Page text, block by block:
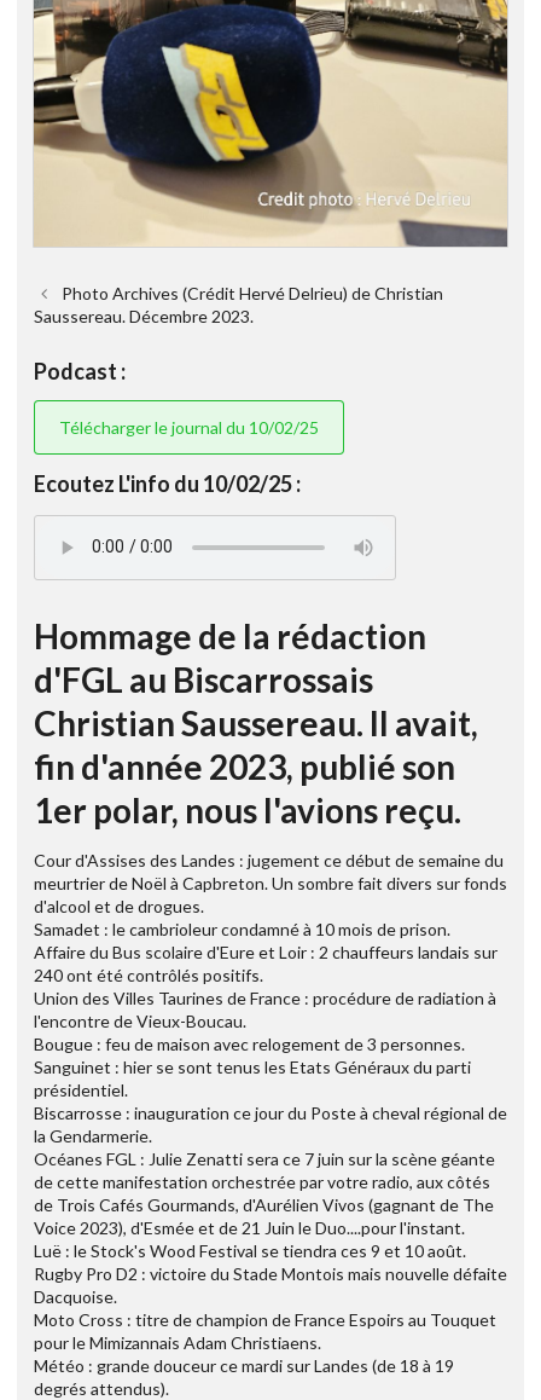
Photo Archives (Crédit Hervé Delrieu) de Christian
Saussereau. Décembre 2023.
Podcast :
Télécharger le journal du 10/02/25
Ecoutez L'info du 10/02/25 :
Hommage de la rédaction
d'FGL au Biscarrossais
Christian Saussereau. Il avait,
fin d'année 2023, publié son
1er polar, nous l'avions reçu.
Cour d'Assises des Landes : jugement ce début de semaine du
meurtrier de Noël à Capbreton. Un sombre fait divers sur fonds
d'alcool et de drogues.
Samadet : le cambrioleur condamné à 10 mois de prison.
Affaire du Bus scolaire d'Eure et Loir : 2 chauffeurs landais sur
240 ont été contrôlés positifs.
Union des Villes Taurines de France : procédure de radiation à
l'encontre de Vieux-Boucau.
Bougue : feu de maison avec relogement de 3 personnes.
Sanguinet : hier se sont tenus les Etats Généraux du parti
présidentiel.
Biscarrosse : inauguration ce jour du Poste à cheval régional de
la Gendarmerie.
Océanes FGL : Julie Zenatti sera ce 7 juin sur la scène géante
de cette manifestation orchestrée par votre radio, aux côtés
de Trois Cafés Gourmands, d'Aurélien Vivos (gagnant de The
Voice 2023), d'Esmée et de 21 Juin le Duo....pour l'instant.
Luë : le Stock's Wood Festival se tiendra ces 9 et 10 août.
Rugby Pro D2 : victoire du Stade Montois mais nouvelle défaite
Dacquoise.
Moto Cross : titre de champion de France Espoirs au Touquet
pour le Mimizannais Adam Christiaens.
Météo : grande douceur ce mardi sur Landes (de 18 à 19
degrés attendus).